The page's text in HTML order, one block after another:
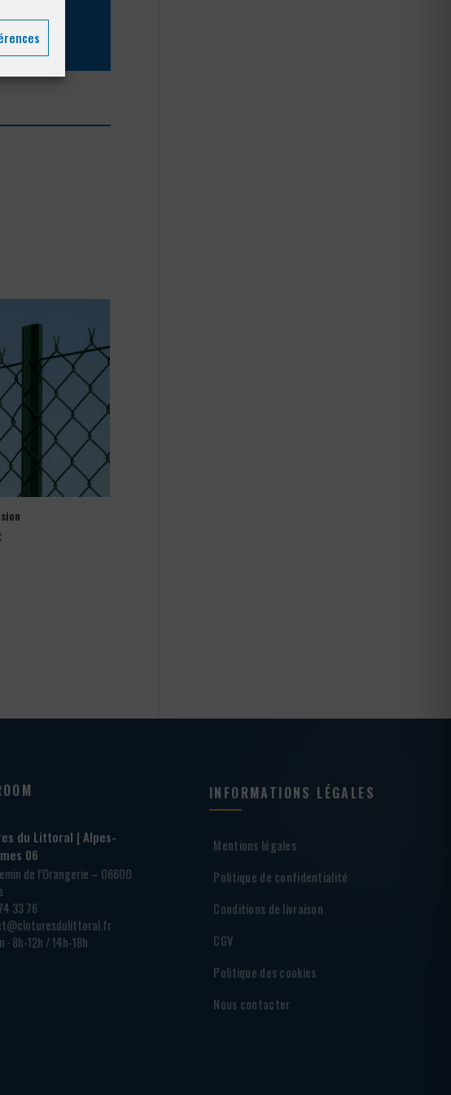
du Littoral | Alpes-
06
de l’Orangerie – 06600
33 76
· 8h-12h / 14h-18h
INFORMATIONS LÉGALES
Mentions légales
Politique de confidentialité
Conditions de livraison
CGV
Politique des cookies
Nous contacter